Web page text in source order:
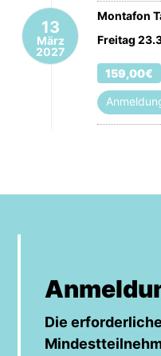
13
März
2027
Montafon
Freitag
159,00€
Die erforderliche